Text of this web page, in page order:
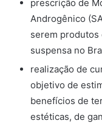
prescrição de
Androgênico
serem produtos
suspensa no
realização de
objetivo de
benefícios de
estéticas, de